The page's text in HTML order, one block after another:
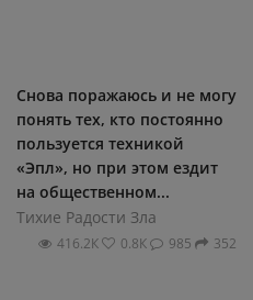
Снова поражаюсь и не могу
понять тех, кто постоянно
пользуется техникой
«Эпл», но при этом ездит
на общественном...
Тихие Радости Зла
416.2К 0.8К 985 352